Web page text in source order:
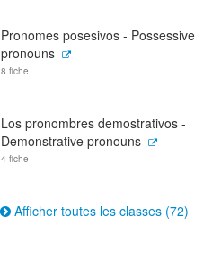
Pronomes posesivos - Possessive
pronouns
8 fiche
Los pronombres demostrativos -
Demonstrative pronouns
4 fiche
Afficher toutes les classes (72)